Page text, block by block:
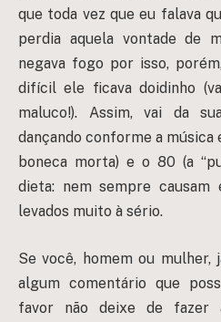
que toda vez que eu falava
perdia aquela vontade de
negava fogo por isso,
difícil ele ficava doidinho
maluco!). Assim, vai da
dançando conforme a música
boneca morta) e o 80 (a
dieta: nem sempre causam
levados muito à sério.
Se você, homem ou
algum comentário que
favor não deixe de fazer